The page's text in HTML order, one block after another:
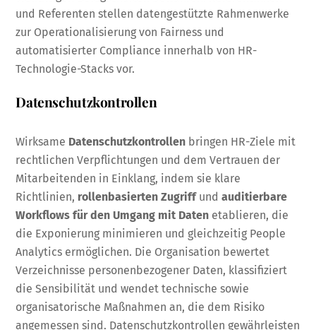
und Referenten stellen datengestützte Rahmenwerke
zur Operationalisierung von Fairness und
automatisierter Compliance innerhalb von HR-
Technologie-Stacks vor.
Datenschutzkontrollen
Wirksame Datenschutzkontrollen bringen HR-Ziele mit
rechtlichen Verpflichtungen und dem Vertrauen der
Mitarbeitenden in Einklang, indem sie klare
Richtlinien, rollenbasierten Zugriffundauditierbare
Workflows für den Umgang mit Daten etablieren, die
die Exponierung minimieren und gleichzeitig People
Analytics ermöglichen. Die Organisation bewertet
Verzeichnisse personenbezogener Daten, klassifiziert
die Sensibilität und wendet technische sowie
organisatorische Maßnahmen an, die dem Risiko
angemessen sind. Datenschutzkontrollen gewährleisten